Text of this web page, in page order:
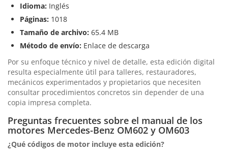
Idioma: Inglés
Páginas: 1018
Tamaño de archivo: 65.4 MB
Método de envío: Enlace de descarga
Por su enfoque técnico y nivel de detalle, esta edición digital
resulta especialmente útil para talleres, restauradores,
mecánicos experimentados y propietarios que necesiten
consultar procedimientos concretos sin depender de una
copia impresa completa.
Preguntas frecuentes sobre el manual de los
motores Mercedes-Benz OM602 y OM603
¿Qué códigos de motor incluye esta edición?